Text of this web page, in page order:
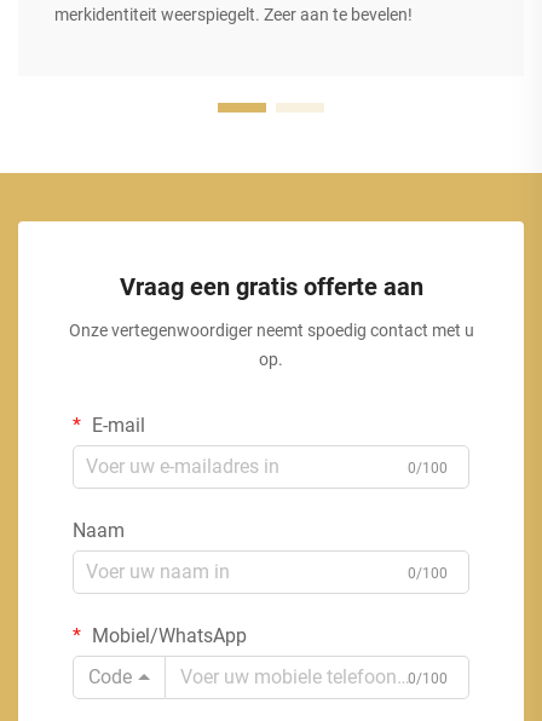
merkidentiteit weerspiegelt. Zeer aan te bevelen!
Vraag een gratis offerte aan
Onze vertegenwoordiger neemt spoedig contact met u
op.
E-mail
0/100
Naam
0/100
Mobiel/WhatsApp
Code
0/100